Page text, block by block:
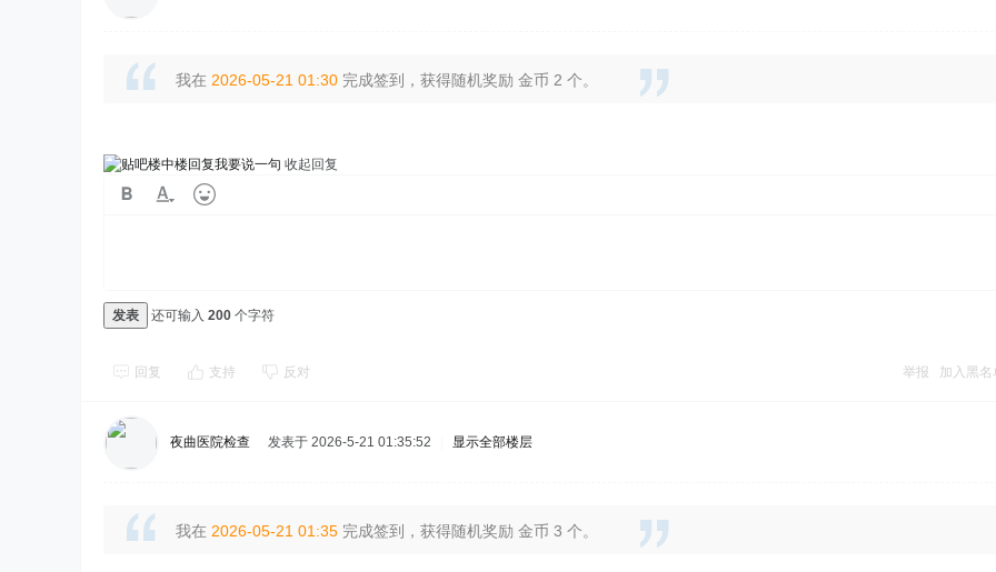
我在 2026-05-21 01:30 完成签到，获得随机奖励 金币 2 个。
我要说一句 收起回复
发表 还可输入 200 个字符
回复 支持 反对 举报 加入黑名
夜曲医院检查 发表于 2026-5-21 01:35:52 显示全部楼层
我在 2026-05-21 01:35 完成签到，获得随机奖励 金币 3 个。